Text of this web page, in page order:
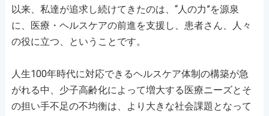
以来、私達が追求し続けてきたのは、“人の力”を源泉
に、医療・ヘルスケアの前進を支援し、患者さん、人々
の役に立つ、ということです。
人生100年時代に対応できるヘルスケア体制の構築が急
がれる中、少子高齢化によって増大する医療ニーズとそ
の担い手不足の不均衡は、より大きな社会課題となって